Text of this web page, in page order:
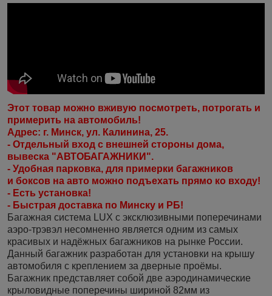
Этот товар можно вживую посмотреть, потрогать и
примерить на автомобиль!
Адрес: г. Минск, ул. Калинина, 25.
- Отдельный вход с внешней стороны дома,
вывеска "АВТОБАГАЖНИКИ".
- Удобная парковка, для примерки багажников
и боксов на авто можно подъехать прямо ко входу!
- Есть установка!
- Быстрая доставка по Минску и РБ!
Багажная система LUX с эксклюзивными поперечинами
аэро-трэвэл несомненно является одним из самых
красивых и надёжных багажников на рынке России.
Данный багажник разработан для установки на крышу
автомобиля с креплением за дверные проёмы.
Багажник представляет собой две аэродинамические
крыловидные поперечины шириной 82мм из